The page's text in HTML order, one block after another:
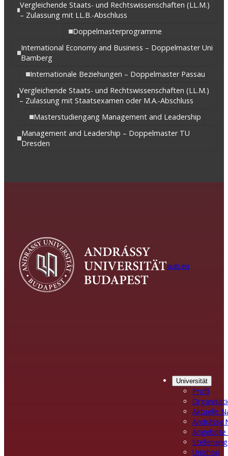
Vergleichende Staats- und Rechtswissenschaften (LL.M.)
– Zulassung mit LL.B.-Abschluss
Doppelmasterprogramme
International Economy and Business – Doppelmaster Uni
Bamberg
Internationale Beziehungen – Doppelmaster Passau
Vergleichende Staats- und Rechtswissenschaften (LL.M.)
– Zulassung mit Staatsexamen oder M.A.-Abschluss
Masterstudiengang Management and Leadership
Management and Leadership – Doppelmaster TU
Dresden
aub.eu
Universität
Profil
Aktuelle
Andrássy
Angebote
Unishop